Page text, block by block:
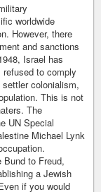
worldwide
However, there
and sanctions
Israel has
to comply
colonialism,
This is not
The
UN Special
Michael Lynk
to Freud,
a Jewish
if you would